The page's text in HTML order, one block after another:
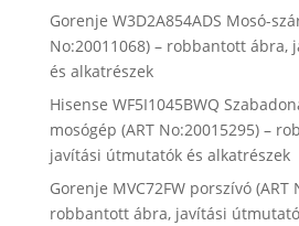
Gorenje W3D2A854ADS Mosó-
No:20011068) – robbantott ábra,
és alkatrészek
Hisense WF5I1045BWQ
mosógép (ART No:20015295) –
javítási útmutatók és alkatrészek
Gorenje MVC72FW porszívó (ART
robbantott ábra, javítási